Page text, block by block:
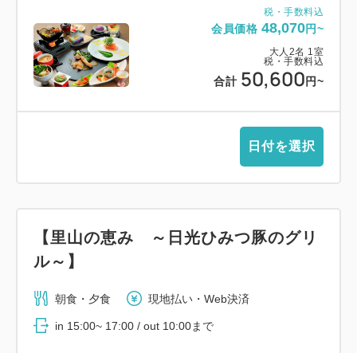
税・手数料込
会員価格 48,070円~
大人 2名 1 室
税・手数料込
合計 50,600 円~
日付を選択
【里山の恵み ～日光ひみつ豚のグリ
ル～】
朝食・夕食 現地払い・Web決済
in 15:00~ 17:00 / out 10:00まで